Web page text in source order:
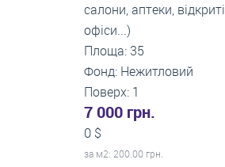
салони, аптеки, відкриті
офіси...)
Площа: 35
Фонд: Нежитловий
Поверх: 1
7 000 грн.
0 $
за м2: 200.00 грн.